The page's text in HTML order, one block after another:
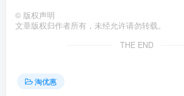
© 版权声明
文章版权归作者所有，未经允许请勿转载。
THE END
淘优惠